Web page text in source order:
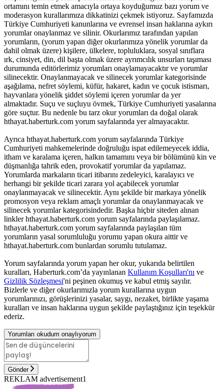
ortamını temin etmek amacıyla ortaya koyduğumuz bazı yorum ve
moderasyon kurallarımıza dikkatinizi çekmek istiyoruz. Sayfamızda
Türkiye Cumhuriyeti kanunlarına ve evrensel insan haklarına aykırı
yorumlar onaylanmaz ve silinir. Okurlarımız tarafından yapılan
yorumların, (yorum yapan diğer okurlarımıza yönelik yorumlar da
dahil olmak üzere) kişilere, ülkelere, topluluklara, sosyal sınıflara
ırk, cinsiyet, din, dil başta olmak üzere ayrımcılık unsurları taşıması
durumunda editörlerimiz yorumları onaylamayacaktır ve yorumlar
silinecektir. Onaylanmayacak ve silinecek yorumlar kategorisinde
aşağılama, nefret söylemi, küfür, hakaret, kadın ve çocuk istismarı,
hayvanlara yönelik şiddet söylemi içeren yorumlar da yer
almaktadır. Suçu ve suçluyu övmek, Türkiye Cumhuriyeti yasalarına
göre suçtur. Bu nedenle bu tarz okur yorumları da doğal olarak
hthayat.haberturk.com yorum sayfalarında yer almayacaktır.
Ayrıca hthayat.haberturk.com yorum sayfalarında Türkiye
Cumhuriyeti mahkemelerinde doğruluğu ispat edilemeyecek iddia,
itham ve karalama içeren, halkın tamamını veya bir bölümünü kin ve
düşmanlığa tahrik eden, provokatif yorumlar da yapılamaz.
Yorumlarda markaların ticari itibarını zedeleyici, karalayıcı ve
herhangi bir şekilde ticari zarara yol açabilecek yorumlar
onaylanmayacak ve silinecektir. Aynı şekilde bir markaya yönelik
promosyon veya reklam amaçlı yorumlar da onaylanmayacak ve
silinecek yorumlar kategorisindedir. Başka hiçbir siteden alınan
linkler hthayat.haberturk.com yorum sayfalarında paylaşılamaz.
hthayat.haberturk.com yorum sayfalarında paylaşılan tüm
yorumların yasal sorumluluğu yorumu yapan okura aittir ve
hthayat.haberturk.com bunlardan sorumlu tutulamaz.
Yorum sayfalarında yorum yapan her okur, yukarıda belirtilen
kuralları, Haberturk.com’da yayınlanan Kullanım Koşulları'nı ve
Gizlilik Sözleşmesi'ni peşinen okumuş ve kabul etmiş sayılır.
Bizlerle ve diğer okurlarımızla yorum kurallarına uygun
yorumlarınızı, görüşlerinizi yasalar, saygı, nezaket, birlikte yaşama
kuralları ve insan haklarına uygun şekilde paylaştığınız için teşekkür
ederiz.
Yorumları okudum onaylıyorum
Gönder
REKLAM advertisement1